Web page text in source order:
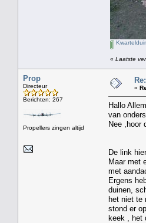
« Laatste
Prop
Directeur
Berichten: 267
Propellers zingen altijd
«
Hallo
van
Nee ,hoor
De link
Maar met
met
Ergens
duinen,
het niet te
stond er
keek , het